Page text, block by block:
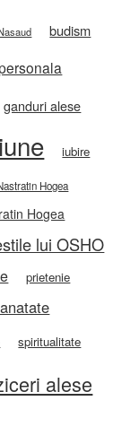
budism
ganduri alese
iubire
Hogea
Hogea
lui OSHO
prietenie
spiritualitate
alese